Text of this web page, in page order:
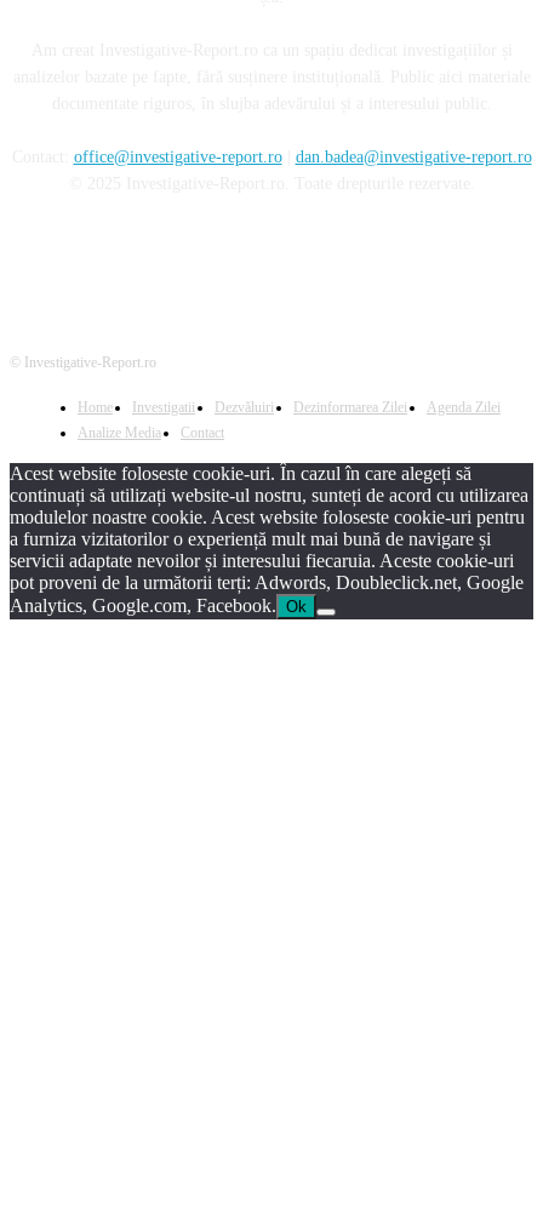
office@investigative-report.ro| dan.badea@investigative-report.ro
© Investigative-Report.ro
Home Investigatii Dezvăluiri Dezinformarea Zilei
Agenda Zilei
Analize Media
Contact
Acest website foloseste cookie-uri. În cazul în care alegeți să
continuați să utilizați website-ul nostru, sunteți de acord cu utilizarea
modulelor noastre cookie. Acest website foloseste cookie-uri pentru
a furniza vizitatorilor o experiență mult mai bună de navigare și
servicii adaptate nevoilor și interesului fiecaruia. Aceste cookie-uri
pot proveni de la următorii terți: Adwords, Doubleclick.net, Google
Analytics, Google.com, Facebook. Ok